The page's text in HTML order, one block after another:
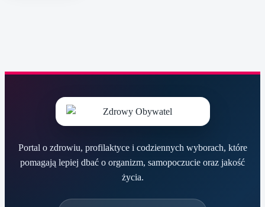
Portal o zdrowiu, profilaktyce i codziennych wyborach, które
pomagają lepiej dbać o organizm, samopoczucie oraz jakość
życia.